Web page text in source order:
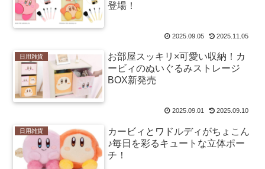
登場！
2025.09.05 2025.11.05
日用雑貨
お部屋スッキリ×可愛い収納！カ
ービィのぬいぐるみストレージ
BOX新発売
2025.09.01 2025.09.10
日用雑貨
カービィとワドルディがちょこん
♪毎日を彩るキュートな立体ポー
チ！